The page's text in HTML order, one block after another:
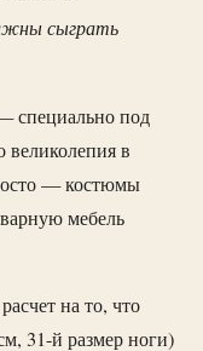
сыграть
специально под
великолепия в
— костюмы
мебель
на то, что
31-й размер ноги)